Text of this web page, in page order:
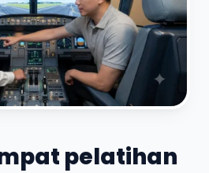
pelatihan